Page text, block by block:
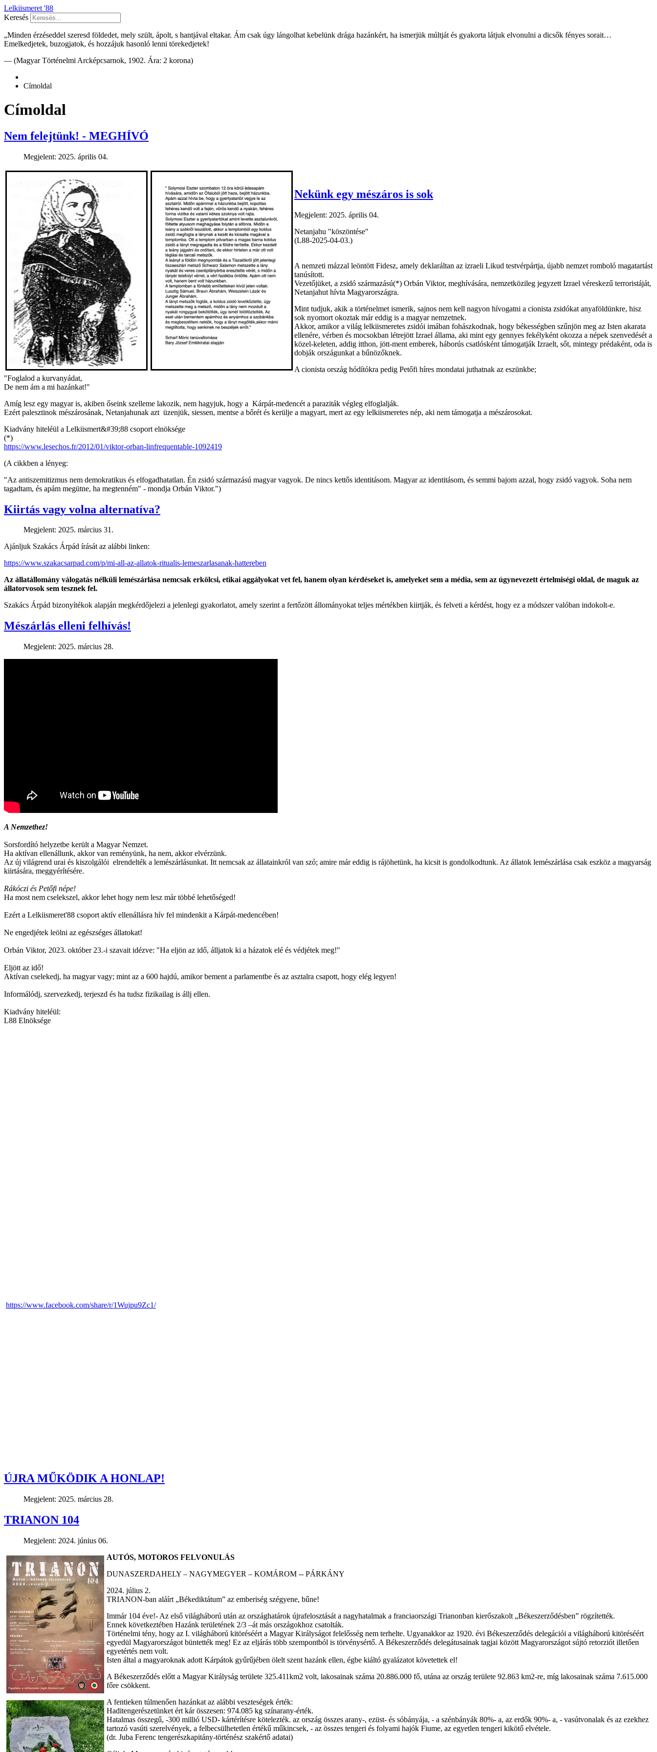
Lelkiismeret '88
Keresés
„Minden érzéseddel szeresd földedet, mely szült, ápolt, s hantjával eltakar. Ám csak úgy lángolhat kebelünk drága hazánkért, ha ismerjük múltját és gyakorta látjuk elvonulni a dicsők fényes sorait…
Emelkedjetek, buzogjatok, és hozzájuk hasonló lenni törekedjetek!
— (Magyar Történelmi Arcképcsarnok, 1902. Ára: 2 korona)
Címoldal
Címoldal
Nem felejtünk! - MEGHÍVÓ
Megjelent: 2025. április 04.
Nekünk egy mészáros is sok
Megjelent: 2025. április 04.
Netanjahu "köszöntése"
(L88-2025-04-03.)
A nemzeti mázzal leöntött Fidesz, amely deklaráltan az izraeli Likud testvérpártja, újabb nemzet romboló magatartást
tanúsított.
Vezetőjüket, a zsidó származású(*) Orbán Viktor, meghívására, nemzetközileg jegyzett Izrael véreskezű terroristáját,
Netanjahut hívta Magyarországra.
Mint tudjuk, akik a történelmet ismerik, sajnos nem kell nagyon hívogatni a cionista zsidókat anyaföldünkre, hisz
sok nyomort okoztak már eddig is a magyar nemzetnek.
Akkor, amikor a világ lelkiismeretes zsidói imában fohászkodnak, hogy békességben szűnjön meg az Isten akarata
ellenére, vérben és mocsokban létrejött Izrael állama, aki mint egy gennyes fekélyként okozza a népek szenvedését a
közel-keleten, addig itthon, jött-ment emberek, háborús csatlósként támogatják Izraelt, sőt, mintegy prédaként, oda is
dobják országunkat a bűnözőknek.
A cionista ország hódítókra pedig Petőfi híres mondatai juthatnak az eszünkbe;
"Foglalod a kurvanyádat,
De nem ám a mi hazánkat!"
Amíg lesz egy magyar is, akiben őseink szelleme lakozik, nem hagyjuk, hogy a Kárpát-medencét a paraziták végleg elfoglalják.
Ezért palesztinok mészárosának, Netanjahunak azt üzenjük, siessen, mentse a bőrét és kerülje a magyart, mert az egy lelkiismeretes nép, aki nem támogatja a mészárosokat.
Kiadvány hiteléül a Lelkiismert&#39;88 csoport elnöksége
(*)
https://www.lesechos.fr/2012/01/viktor-orban-linfrequentable-1092419
(A cikkben a lényeg:
"Az antiszemitizmus nem demokratikus és elfogadhatatlan. Én zsidó származású magyar vagyok. De nincs kettős identitásom. Magyar az identitásom, és semmi bajom azzal, hogy zsidó vagyok. Soha nem
tagadtam, és apám megütne, ha megtenném" - mondja Orbán Viktor.")
Kiirtás vagy volna alternatíva?
Megjelent: 2025. március 31.
Ajánljuk Szakács Árpád írását az alábbi linken:
https://www.szakacsarpad.com/p/mi-all-az-allatok-ritualis-lemeszarlasanak-hattereben
Az állatállomány válogatás nélküli lemészárlása nemcsak erkölcsi, etikai aggályokat vet fel, hanem olyan kérdéseket is, amelyeket sem a média, sem az úgynevezett értelmiségi oldal, de maguk az
állatorvosok sem tesznek fel.
Szakács Árpád bizonyítékok alapján megkérdőjelezi a jelenlegi gyakorlatot, amely szerint a fertőzött állományokat teljes mértékben kiirtják, és felveti a kérdést, hogy ez a módszer valóban indokolt-e.
Mészárlás elleni felhívás!
Megjelent: 2025. március 28.
A Nemzethez!
Sorsfordító helyzetbe került a Magyar Nemzet.
Ha aktívan ellenállunk, akkor van reményünk, ha nem, akkor elvérzünk.
Az új világrend urai és kiszolgálói elrendelték a lemészárlásunkat. Itt nemcsak az állatainkról van szó; amire már eddig is rájöhetünk, ha kicsit is gondolkodtunk. Az állatok lemészárlása csak eszköz a magyarság
kiirtására, meggyérítésére.
Rákóczi és Petőfi népe!
Ha most nem cselekszel, akkor lehet hogy nem lesz már többé lehetőséged!
Ezért a Lelkiismeret'88 csoport aktív ellenállásra hív fel mindenkit a Kárpát-medencében!
Ne engedjétek leölni az egészséges állatokat!
Orbán Viktor, 2023. október 23.-i szavait idézve: "Ha eljön az idő, álljatok ki a házatok elé és védjétek meg!"
Eljött az idő!
Aktívan cselekedj, ha magyar vagy; mint az a 600 hajdú, amikor bement a parlamentbe és az asztalra csapott, hogy elég legyen!
Informálódj, szervezkedj, terjeszd és ha tudsz fizikailag is állj ellen.
Kiadvány hiteléül:
L88 Elnöksége
https://www.facebook.com/share/r/1Wujpu9Zc1/
ÚJRA MŰKÖDIK A HONLAP!
Megjelent: 2025. március 28.
TRIANON 104
Megjelent: 2024. június 06.
AUTÓS, MOTOROS FELVONULÁS
DUNASZERDAHELY – NAGYMEGYER – KOMÁROM -- PÁRKÁNY
2024. július 2.
TRIANON-ban aláírt „Békediktátum” az emberiség szégyene, bűne!
Immár 104 éve!- Az első világháború után az országhatárok újrafelosztását a nagyhatalmak a franciaországi Trianonban kierőszakolt „Békeszerződésben” rögzítették.
Ennek következtében Hazánk területének 2/3 –át más országokhoz csatolták.
Történelmi tény, hogy az I. világháború kitöréséért a Magyar Királyságot felelősség nem terhelte. Ugyanakkor az 1920. évi Békeszerződés delegációi a világháború kitöréséért
egyedül Magyarországot büntették meg! Ez az eljárás több szempontból is törvénysértő. A Békeszerződés delegátusainak tagjai között Magyarországot sújtó retorziót illetően
egyetértés nem volt.
Isten által a magyaroknak adott Kárpátok gyűrűjében ölelt szent hazánk ellen, égbe kiáltó gyalázatot követettek el!
A Békeszerződés előtt a Magyar Királyság területe 325.411km2 volt, lakosainak száma 20.886.000 fő, utána az ország területe 92.863 km2-re, míg lakosainak száma 7.615.000
főre csökkent.
A fentieken túlmenően hazánkat az alábbi veszteségek érték:
Haditengerészetünket ért kár összesen: 974.085 kg színarany-érték.
Hatalmas összegű, -300 millió USD- kártérítésre kötelezték. az ország összes arany-, ezüst- és sóbányája, - a szénbányák 80%- a, az erdők 90%- a, - vasútvonalak és az ezekhez
tartozó vasúti szerelvények, a felbecsülhetetlen értékű műkincsek, - az összes tengeri és folyami hajók Fiume, az egyetlen tengeri kikötő elvétele.
(dr. Juba Ferenc tengerészkapitány-történész szakértő adatai)